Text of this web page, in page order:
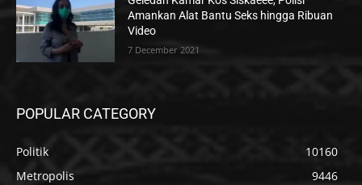
Amankan Alat Bantu Seks hingga Ribuan
Video
7 December 2021
POPULAR CATEGORY
Politik
10160
Metropolis
9446